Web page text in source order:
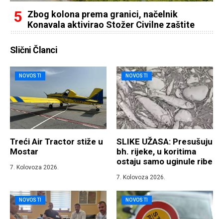
Zbog kolona prema granici, načelnik
Konavala aktivirao Stožer Civilne zaštite
Slični Članci
NOVOSTI
Treći Air Tractor stiže u
Mostar
7. Kolovoza 2026.
NOVOSTI
SLIKE UŽASA: Presušuju
bh. rijeke, u koritima
ostaju samo uginule ribe
7. Kolovoza 2026.
NOVOSTI NOVOSTI